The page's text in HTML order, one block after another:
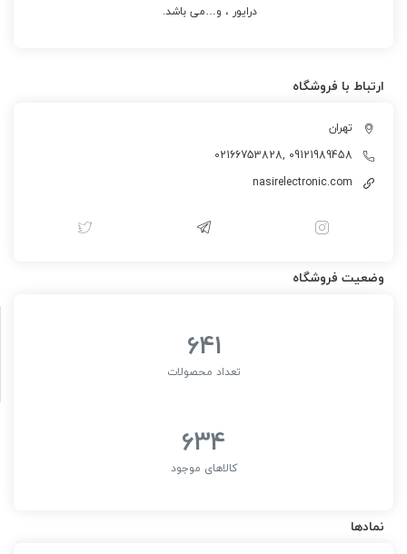
درایور ، و…می باشد.
ارتباط با فروشگاه
02166753828, 09121989458
nasirelectronic.com
وضعیت فروشگاه
641
تعداد محصولات
634
کالاهای موجود
نمادها